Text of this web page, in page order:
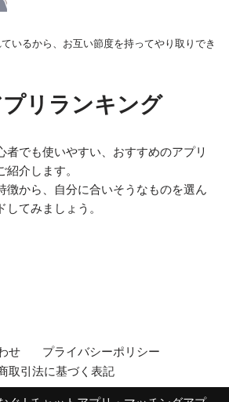
いるから、お互い節度を持ってやり取りでき
リランキング
者でも使いやすい、おすすめのアプリ
介します。
徴から、自分に合いそうなものを選ん
てみましょう。
せ
プライバシーポリシー
取引法に基づく表記